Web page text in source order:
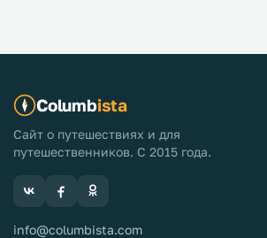
Columbista
Сайт о путешествиях и для
путешественников. С 2015 года.
info@columbista.com